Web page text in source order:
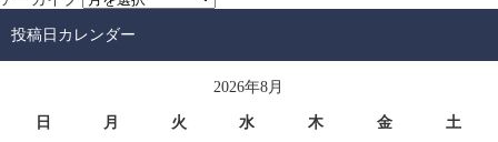
投稿日カレンダー
2026年8月
日 月 火 水 木 金 土